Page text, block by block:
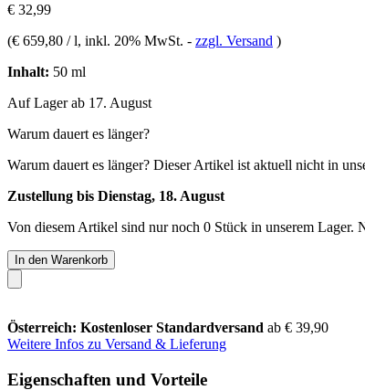
€ 32,99
(€ 659,80 / l, inkl. 20% MwSt. - zzgl. Versand )
Inhalt: 50 ml
Auf Lager ab 17. August
Warum dauert es länger?
Warum dauert es länger? Dieser Artikel ist aktuell nicht in
Zustellung bis Dienstag, 18. August
Von diesem Artikel sind nur noch 0 Stück in unserem Lager.
In den Warenkorb
Österreich: Kostenloser Standardversand ab € 39,90
Weitere Infos zu Versand & Lieferung
Eigenschaften und Vorteile